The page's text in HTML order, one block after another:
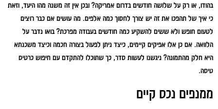
בהודו, או רק על שלושה חודשים בדרום אמריקה? ובכן אין זה משנה מהו היעד, וזאת
כי איך של תהפכו את זה יש צורך לחסוך כמה אלפים. מה עושים אם כבר רוצים
לטעום חופש ולא ששים להשקיע כמה חודשים בעבודה מפרכת? בואו נדבר על
הלוואה. אם כן אלו אפיקים קיימים, כיצד ניתן לפעול בצורה חכמה וכיצד משכנתא
היא חלק מהתמונה? ניגשנו לעשות סדר, כך שתוכלו להתקדם עם חיפוש כרטיס
טיסה.
ממנפים נכס קיים